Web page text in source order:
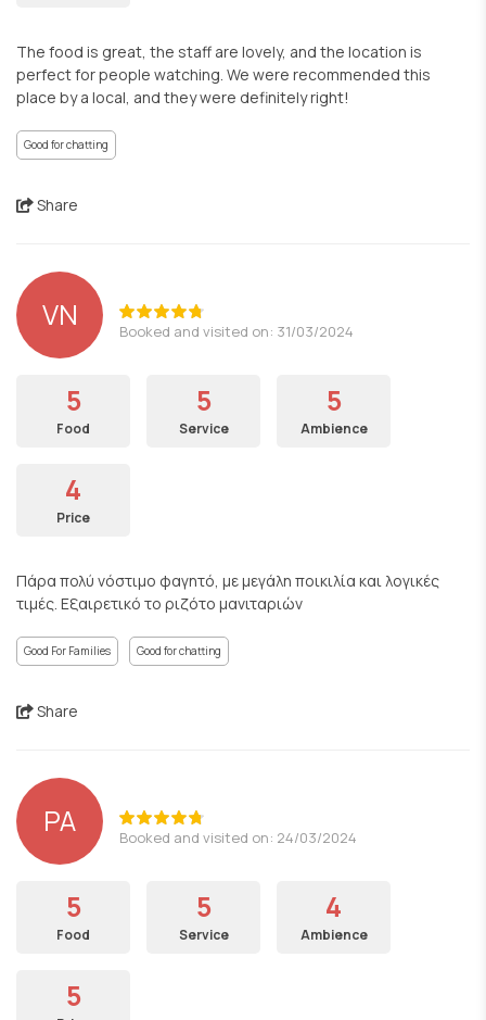
The food is great, the staff are lovely, and the location is
perfect for people watching. We were recommended this
place by a local, and they were definitely right!
Good for chatting
Share
VN Booked and visited on: 31/03/2024
5
Food
5
Service
5
Ambience
4
Price
Πάρα πολύ νόστιμο φαγητό, με μεγάλη ποικιλία και λογικές
τιμές. Εξαιρετικό το ριζότο μανιταριών
Good For Families Good for chatting
Share
PA Booked and visited on: 24/03/2024
5
Food
5
Service
4
Ambience
5